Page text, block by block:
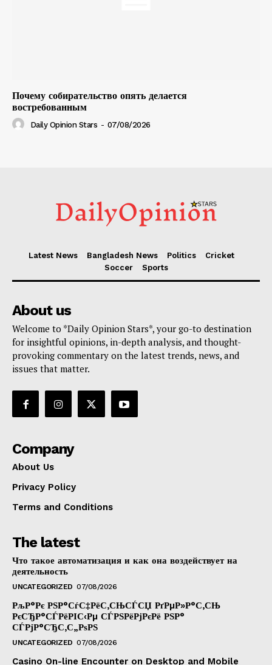
Почему собирательство опять делается
востребованным
Daily Opinion Stars - 07/08/2026
Latest News Bangladesh News Politics
Cricket
Soccer
Sports
About us
Welcome to *Daily Opinion Stars*, your go-to destination
for insightful opinions, in-depth analysis, and thought-
provoking commentary on the latest trends, news, and
issues that matter.
Company
About Us
Privacy Policy
Terms and Conditions
The latest
Что такое автоматизация и как она воздействует на
деятельность
UNCATEGORIZED 07/08/2026
РљР°Рє РЅР°СѓС‡РёС‚СЊСЃСЏ РґРµР»Р°С‚СЊ
РєСЂР°СЃРёРІС‹Рµ СЃРЅРёРјРєРё РЅР°
СЃРјР°СЂС‚С„РѕРЅ
UNCATEGORIZED 07/08/2026
Casino On-line Encounter on Desktop and Mobile